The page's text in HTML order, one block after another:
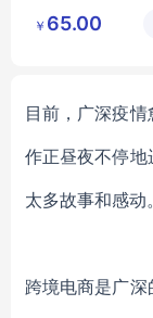
￥ 65.00
目前，广深疫
作正昼夜不停
太多故事和感动。
跨境电商是广